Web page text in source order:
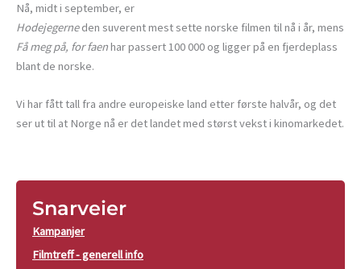
Nå, midt i september, er
Hodejegerneden suverent mest sette norske filmen til nå i år, mens
Få meg på, for faenhar passert 100 000 og ligger på en fjerdeplass
blant de norske.
Vi har fått tall fra andre europeiske land etter første halvår, og det
ser ut til at Norge nå er det landet med størst vekst i kinomarkedet.
Snarveier
Kampanjer
Filmtreff - generell info